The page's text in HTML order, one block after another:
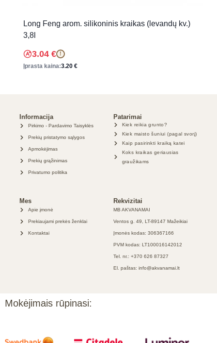
Long Feng arom. silikoninis kraikas (levandų kv.)
3,8l
3.04 € !
Įprasta kaina:3.20 €
Informacija
Pirkimo - Pardavimo Taisyklės
Prekių pristatymo sąlygos
Apmokėjimas
Prekių grąžinimas
Privatumo politika
Patarimai
Kiek reikia grunto?
Kiek maisto šuniui (pagal svorį)
Kaip pasirinkti kraiką katei
Koks kraikas geriausias
graužikams
Mes
Apie įmonė
Prekiaujami prekės ženklai
Kontaktai
Rekvizitai
MB AKVANAMAI
Ventos g. 49, LT-89147 Mažeikiai
Įmonės kodas: 306367166
PVM kodas: LT100016142012
Tel. nr.: +370 626 87327
El. paštas: info@akvanamai.lt
Mokėjimais rūpinasi: